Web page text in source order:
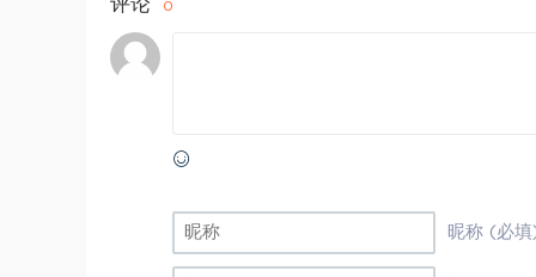
评论 0
昵称 (必填